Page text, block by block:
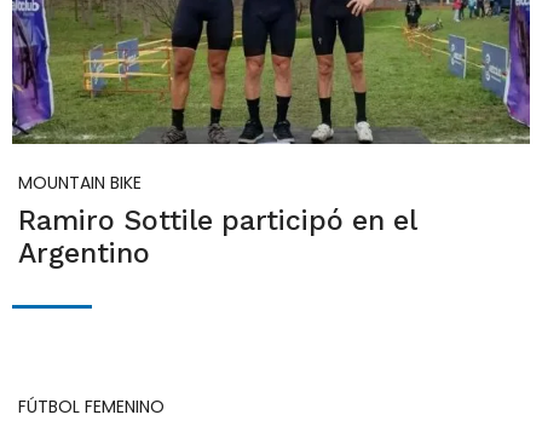
MOUNTAIN BIKE
Ramiro Sottile participó en el
Argentino
FÚTBOL FEMENINO